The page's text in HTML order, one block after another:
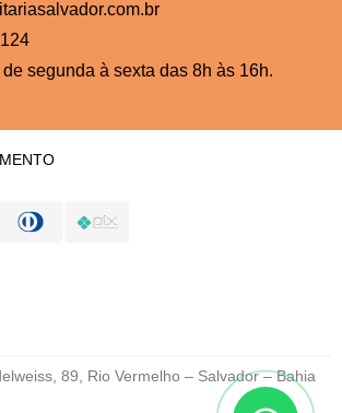
segunda à sexta das 8h às 16h.
89, Rio Vermelho – Salvador – Bahia